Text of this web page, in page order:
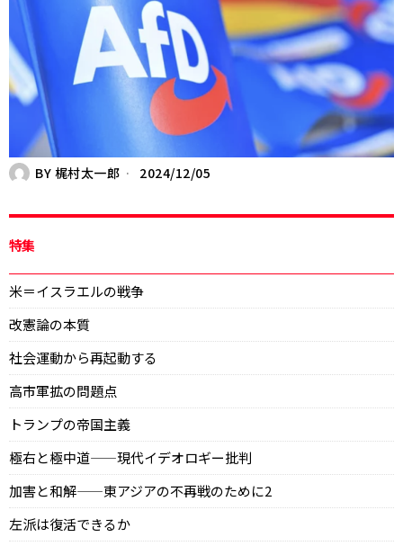
BY 梶村太一郎 2024/12/05
特集
米＝イスラエルの戦争
改憲論の本質
社会運動から再起動する
高市軍拡の問題点
トランプの帝国主義
極右と極中道——現代イデオロギー批判
加害と和解——東アジアの不再戦のために2
左派は復活できるか